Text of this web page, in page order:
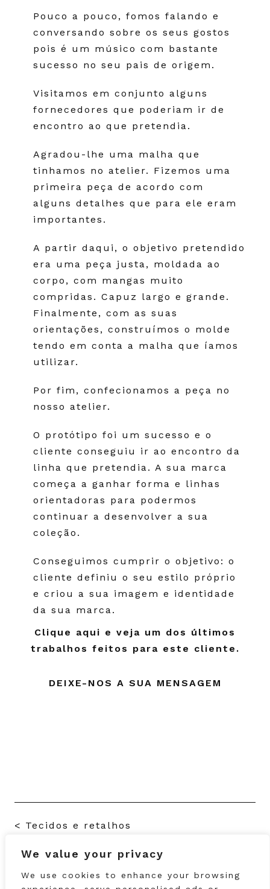
We value your privacy
We use cookies to enhance your browsing
Pouco a pouco, fomos falando e
conversando sobre os seus gostos
pois é um músico com bastante
sucesso no seu pais de origem.
Visitamos em conjunto alguns
fornecedores que poderiam ir de
encontro ao que pretendia.
Agradou-lhe uma malha que
tinhamos no atelier. Fizemos uma
primeira peça de acordo com
alguns detalhes que para ele eram
importantes.
A partir daqui, o objetivo pretendido
era uma peça justa, moldada ao
corpo, com mangas muito
compridas. Capuz largo e grande.
Finalmente, com as suas
orientações, construímos o molde
tendo em conta a malha que íamos
utilizar.
Por fim, confecionamos a peça no
nosso atelier.
O protótipo foi um sucesso e o
cliente conseguiu ir ao encontro da
linha que pretendia. A sua marca
começa a ganhar forma e linhas
orientadoras para podermos
continuar a desenvolver a sua
coleção.
Conseguimos cumprir o objetivo: o
cliente definiu o seu estilo próprio
e criou a sua imagem e identidade
da sua marca.
Clique aqui e veja um dos últimos
trabalhos feitos para este cliente.
DEIXE-NOS A SUA MENSAGEM
< Tecidos e retalhos
Moldes e confeção